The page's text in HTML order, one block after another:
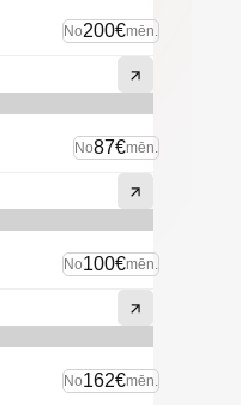
No200€mēn.
No87€mēn.
No100€mēn.
No162€mēn.